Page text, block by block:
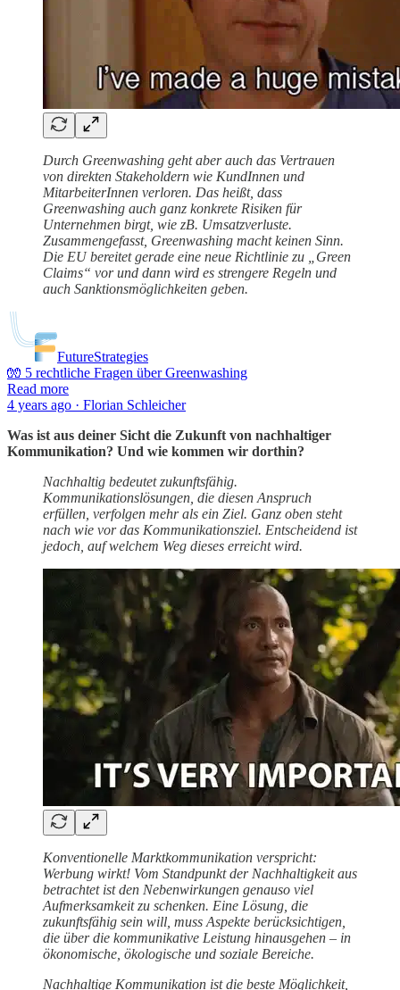
Durch Greenwashing geht aber auch das Vertrauen
von direkten Stakeholdern wie KundInnen und
MitarbeiterInnen verloren. Das heißt, dass
Greenwashing auch ganz konkrete Risiken für
Unternehmen birgt, wie zB. Umsatzverluste.
Zusammengefasst, Greenwashing macht keinen Sinn.
Die EU bereitet gerade eine neue Richtlinie zu „Green
Claims“ vor und dann wird es strengere Regeln und
auch Sanktionsmöglichkeiten geben.
FutureStrategies
🧤 5 rechtliche Fragen über Greenwashing
Read more
4 years ago · Florian Schleicher
Was ist aus deiner Sicht die Zukunft von nachhaltiger
Kommunikation? Und wie kommen wir dorthin?
Nachhaltig bedeutet zukunftsfähig.
Kommunikationslösungen, die diesen Anspruch
erfüllen, verfolgen mehr als ein Ziel. Ganz oben steht
nach wie vor das Kommunikationsziel. Entscheidend ist
jedoch, auf welchem Weg dieses erreicht wird.
Konventionelle Marktkommunikation verspricht:
Werbung wirkt! Vom Standpunkt der Nachhaltigkeit aus
betrachtet ist den Nebenwirkungen genauso viel
Aufmerksamkeit zu schenken. Eine Lösung, die
zukunftsfähig sein will, muss Aspekte berücksichtigen,
die über die kommunikative Leistung hinausgehen – in
ökonomische, ökologische und soziale Bereiche.
Nachhaltige Kommunikation ist die beste Möglichkeit,